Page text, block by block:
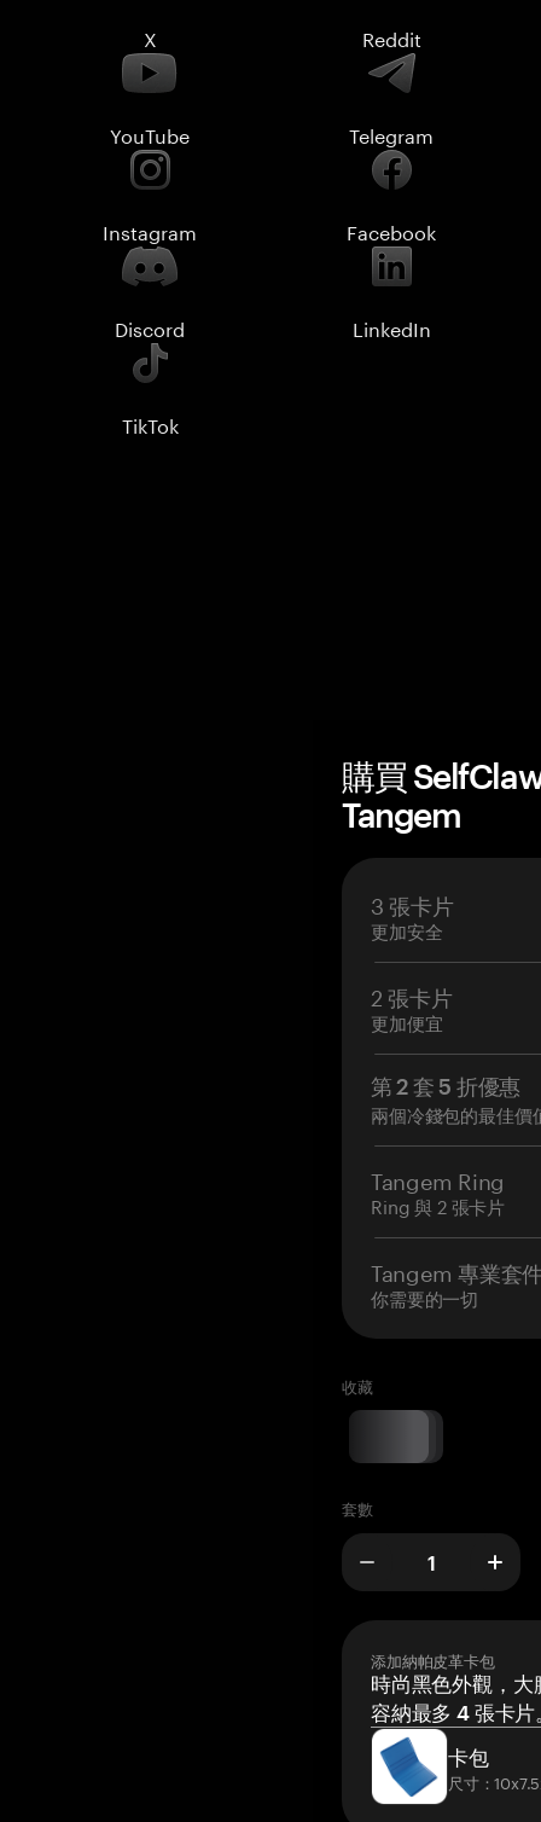
X Reddit
YouTube Telegram
Instagram Facebook
Discord LinkedIn
TikTok
購買
Tangem
3 張卡片
更加安全
2 張卡片
更加便宜
第 2 套 5 折優惠
兩個冷錢包的最佳價
Tangem Ring
Ring 與 2 張卡片
Tangem 專業套
你需要的一切
收藏
套數
添加納帕皮革卡包
時尚黑色外觀，大
容納最多 4 張卡片
卡包
尺寸：